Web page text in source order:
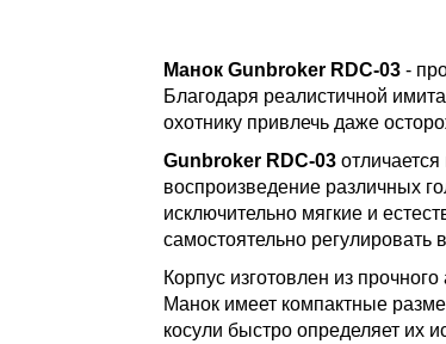
Манок Gunbroker RDC-03 -
Благодаря реалистичной
охотнику привлечь даже
Gunbroker RDC-03
воспроизведение различных
исключительно мягкие и
самостоятельно
Корпус изготовлен из
Манок имеет компактные
косули быстро определяет их